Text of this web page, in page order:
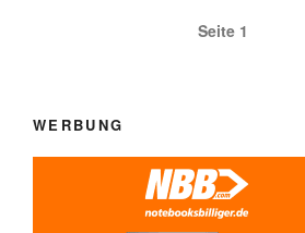
BeitragsnavigationSeite 1
WERBUNG